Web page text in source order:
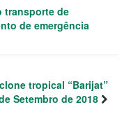
transporte de
de emergência
tropical “Barijat”
Setembro de 2018